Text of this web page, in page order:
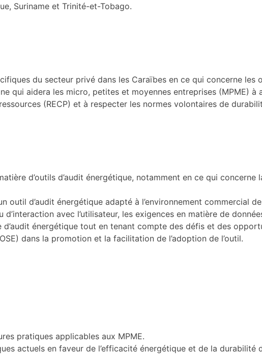
Suriname et Trinité-et-Tobago.
du secteur privé dans les Caraïbes en ce qui concerne les
qui aidera les micro, petites et moyennes entreprises (MPME)
(RECP) et à respecter les normes volontaires de
d’outils d’audit énergétique, notamment en ce qui
d’audit énergétique adapté à l’environnement commercial
avec l’utilisateur, les exigences en matière de
d’audit énergétique tout en tenant compte des défis et des
dans la promotion et la facilitation de l’adoption de l’outil.
pratiques applicables aux MPME.
actuels en faveur de l’efficacité énergétique et de la durabilité